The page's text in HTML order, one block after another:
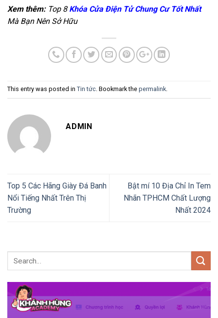
Xem thêm: Top 8 Khóa Cửa Điện Tử Chung Cư Tốt Nhất
Mà Bạn Nên Sở Hữu
This entry was posted in Tin tức. Bookmark the permalink.
ADMIN
Top 5 Các Hãng Giày Đá Banh
Nổi Tiếng Nhất Trên Thị
Trường
Bật mí 10 Địa Chỉ In Tem
Nhãn TPHCM Chất Lượng
Nhất 2024